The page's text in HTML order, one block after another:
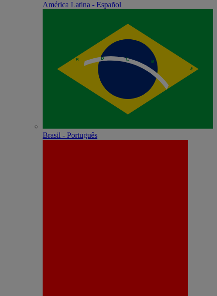
América Latina - Español
Brasil - Português